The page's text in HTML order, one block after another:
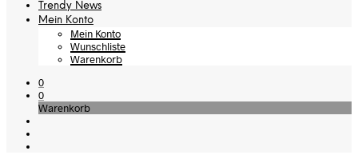
Trendy News
Mein Konto
Mein Konto
Wunschliste
Warenkorb
0
0
Warenkorb